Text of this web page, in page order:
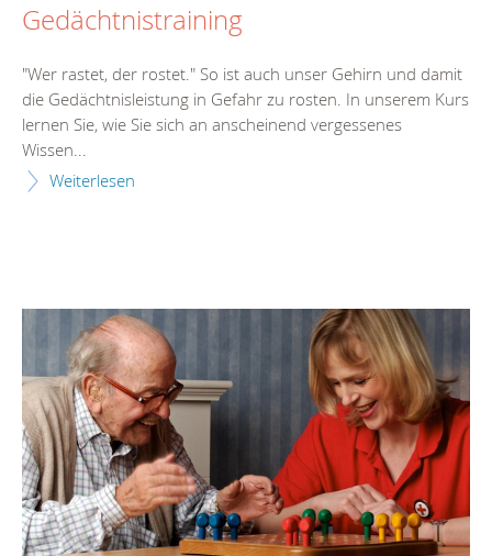
Gedächtnistraining
"Wer rastet, der rostet." So ist auch unser Gehirn und damit
die Gedächtnisleistung in Gefahr zu rosten. In unserem Kurs
lernen Sie, wie Sie sich an anscheinend vergessenes
Wissen...
Weiterlesen